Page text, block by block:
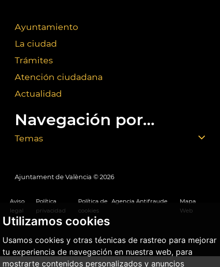
Utilizamos cookies
Usamos cookies y otras técnicas de rastreo para mejorar
tu experiencia de navegación en nuestra web, para
mostrarte contenidos personalizados y anuncios
Ayuntamiento
La ciudad
Trámites
Atención ciudadana
Actualidad
Navegación por...
Temas
Ajuntament de València © 2026
Aviso
legal
Política
privacidad
Política de
cookies
Agencia Antifraude
Mapa
Web